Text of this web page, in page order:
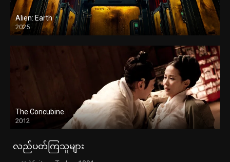
Alien: Earth
2025
The Concubine
2012
လည်ပတ်ကြသူများ